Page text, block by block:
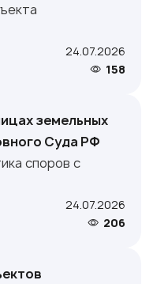
24.07.2026
158
земельных
Суда РФ
споров с
24.07.2026
206